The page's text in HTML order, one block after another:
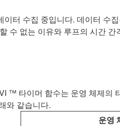
터 수집 중입니다. 데이터 수
수 없는 이유와 루프의 시간
™ 타이머 함수는 운영 체제의
와 같습니다.
운영